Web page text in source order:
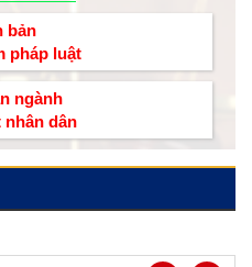
bản
pháp luật
ngành
nhân dân